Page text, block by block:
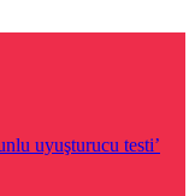
uyuşturucu testi’